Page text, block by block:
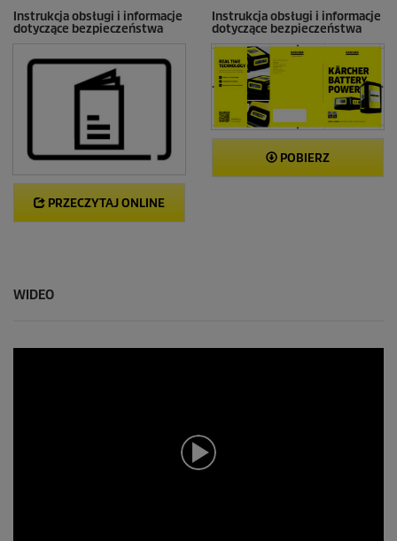
Instrukcja obsługi i informacje
dotyczące bezpieczeństwa
PRZECZYTAJ ONLINE
Instrukcja obsługi i informacje
dotyczące bezpieczeństwa
POBIERZ
WIDEO